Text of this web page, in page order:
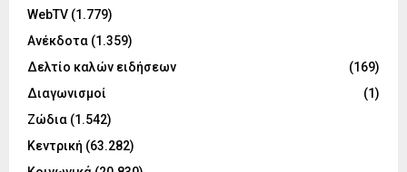
WebTV (1.779)
Ανέκδοτα (1.359)
Δελτίο καλών ειδήσεων
(169)
Διαγωνισμοί
(1)
Ζώδια (1.542)
Κεντρική (63.282)